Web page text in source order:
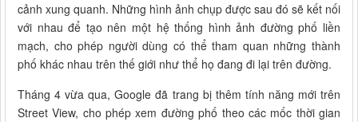
cảnh xung quanh. Những hình ảnh chụp được sau đó sẽ kết nối
với nhau để tạo nên một hệ thống hình ảnh đường phố liền
mạch, cho phép người dùng có thể tham quan những thành
phố khác nhau trên thế giới như thể họ đang đi lại trên đường.
Tháng 4 vừa qua, Google đã trang bị thêm tính năng mới trên
Street View, cho phép xem đường phố theo các mốc thời gian